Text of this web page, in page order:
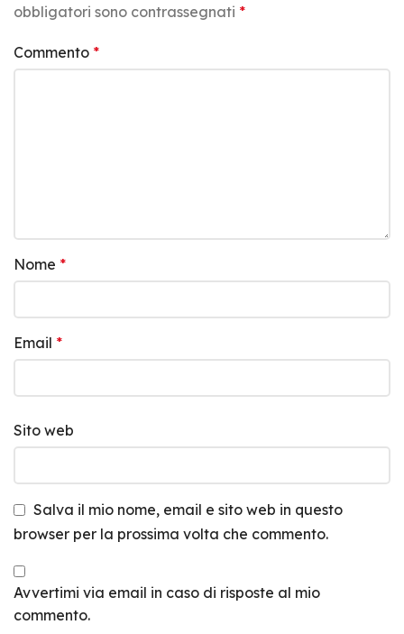
obbligatori sono contrassegnati *
Commento *
Nome *
Email *
Sito web
Salva il mio nome, email e sito web in questo
browser per la prossima volta che commento.
Avvertimi via email in caso di risposte al mio
commento.